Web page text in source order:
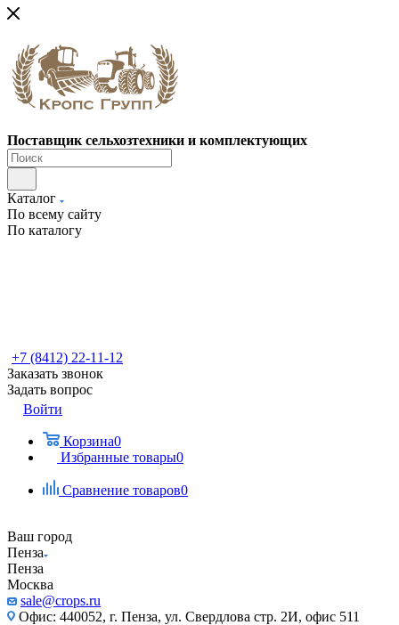
Поставщик сельхозтехники и комплектующих
Каталог
По всему сайту
По каталогу
+7 (8412) 22-11-12
Заказать звонок
Задать вопрос
Войти
Корзина0
Избранные товары0
Сравнение товаров0
Ваш город
Пенза
Пенза
Москва
sale@crops.ru
Офис: 440052, г. Пенза, ул. Свердлова стр. 2И, офис 511